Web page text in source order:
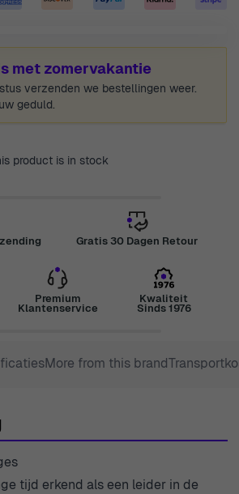
met zomervakantie
verzenden we bestellingen weer.
geduld.
product is in stock
Gratis 30 Dagen Retour
Premium
Klantenservice
Kwaliteit
Sinds 1976
More from this brand
tijd erkend als een leider in de